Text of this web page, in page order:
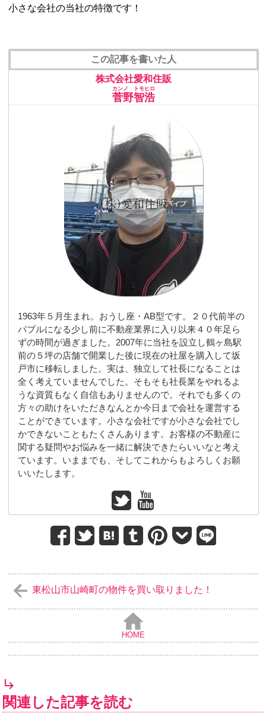
小さな会社の当社の特徴です！
この記事を書いた人
株式会社愛和住販
菅野智浩
カンノ トモヒロ
1963年５月生まれ。おうし座・AB型です。２０代前半の
バブルになる少し前に不動産業界に入り以来４０年足ら
ずの時間が過ぎました。2007年に当社を設立し鶴ヶ島駅
前の５坪の店舗で開業した後に現在の社屋を購入して坂
戸市に移転しました。実は、独立して社長になることは
全く考えていませんでした。そもそも社長業をやれるよ
うな資質もなく自信もありませんので。それでも多くの
方々の助けをいただきなんとか今日まで会社を運営する
ことができています。小さな会社ですが小さな会社でし
かできないこともたくさんあります。お客様の不動産に
関する疑問やお悩みを一緒に解決できたらいいなと考え
ています。いままでも、そしてこれからもよろしくお願
いいたします。
東松山市山崎町の物件を買い取りました！
HOME
関連した記事を読む